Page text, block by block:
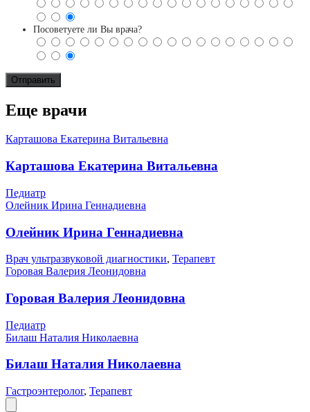
Посоветуете ли Вы врача?
Еще врачи
Карташова Екатерина Витальевна
Карташова Екатерина Витальевна
Педиатр
Олейник Ирина Геннадиевна
Олейник Ирина Геннадиевна
Врач ультразвуковой диагностики, Терапевт
Горовая Валерия Леонидовна
Горовая Валерия Леонидовна
Педиатр
Билаш Наталия Николаевна
Билаш Наталия Николаевна
Гастроэнтеролог, Терапевт